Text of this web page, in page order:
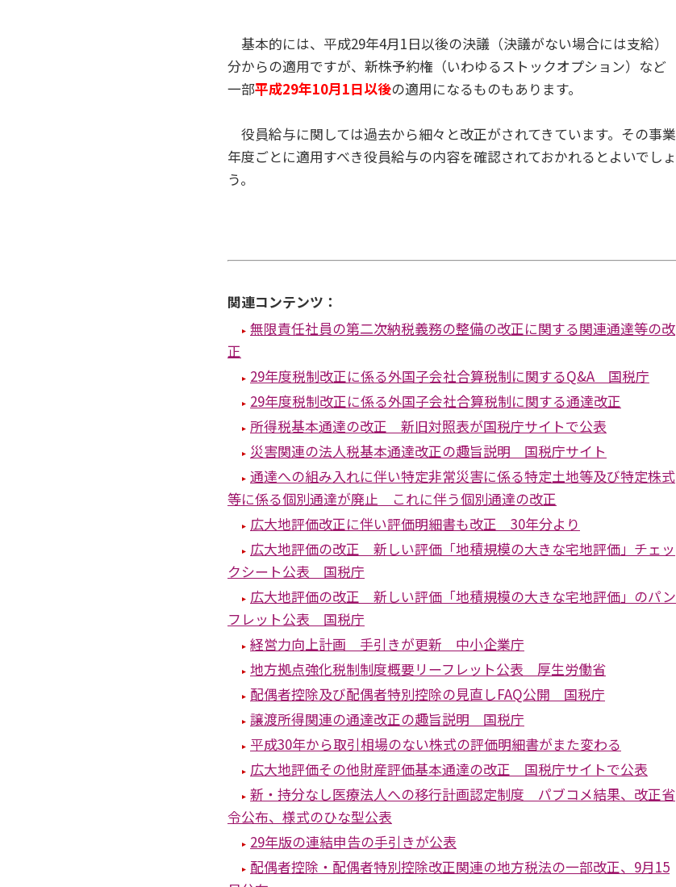
基本的には、平成29年4月1日以後の決議（決議がない場合には支給）
分からの適用ですが、新株予約権（いわゆるストックオプション）など
一部平成29年10月1日以後の適用になるものもあります。
役員給与に関しては過去から細々と改正がされてきています。その事業
年度ごとに適用すべき役員給与の内容を確認されておかれるとよいでしょ
う。
関連コンテンツ：
無限責任社員の第二次納税義務の整備の改正に関する関連通達等の改
正
29年度税制改正に係る外国子会社合算税制に関するQ&A 国税庁
29年度税制改正に係る外国子会社合算税制に関する通達改正
所得税基本通達の改正 新旧対照表が国税庁サイトで公表
災害関連の法人税基本通達改正の趣旨説明 国税庁サイト
通達への組み入れに伴い特定非常災害に係る特定土地等及び特定株式
等に係る個別通達が廃止 これに伴う個別通達の改正
広大地評価改正に伴い評価明細書も改正 30年分より
広大地評価の改正 新しい評価「地積規模の大きな宅地評価」チェッ
クシート公表 国税庁
広大地評価の改正 新しい評価「地積規模の大きな宅地評価」のパン
フレット公表 国税庁
経営力向上計画 手引きが更新 中小企業庁
地方拠点強化税制制度概要リーフレット公表 厚生労働省
配偶者控除及び配偶者特別控除の見直しFAQ公開 国税庁
譲渡所得関連の通達改正の趣旨説明 国税庁
平成30年から取引相場のない株式の評価明細書がまた変わる
広大地評価その他財産評価基本通達の改正 国税庁サイトで公表
新・持分なし医療法人への移行計画認定制度 パブコメ結果、改正省
令公布、様式のひな型公表
29年版の連結申告の手引きが公表
配偶者控除・配偶者特別控除改正関連の地方税法の一部改正、9月15